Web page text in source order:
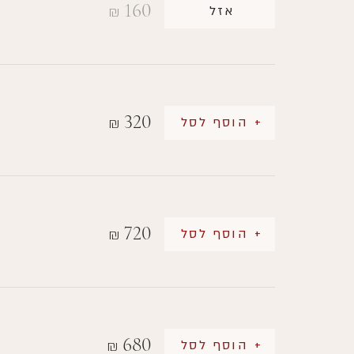
₪ 160 אזל
₪ 320 + הוסף לסל
₪ 720 + הוסף לסל
₪ 680 + הוסף לסל